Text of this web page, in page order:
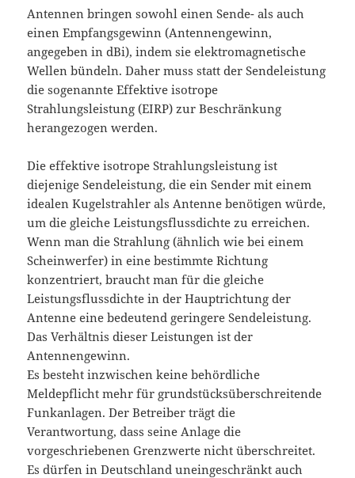
Antennen bringen sowohl einen Sende- als auch
einen Empfangsgewinn (Antennengewinn,
angegeben in dBi), indem sie elektromagnetische
Wellen bündeln. Daher muss statt der Sendeleistung
die sogenannte Effektive isotrope
Strahlungsleistung (EIRP) zur Beschränkung
herangezogen werden.
Die effektive isotrope Strahlungsleistung ist
diejenige Sendeleistung, die ein Sender mit einem
idealen Kugelstrahler als Antenne benötigen würde,
um die gleiche Leistungsflussdichte zu erreichen.
Wenn man die Strahlung (ähnlich wie bei einem
Scheinwerfer) in eine bestimmte Richtung
konzentriert, braucht man für die gleiche
Leistungsflussdichte in der Hauptrichtung der
Antenne eine bedeutend geringere Sendeleistung.
Das Verhältnis dieser Leistungen ist der
Antennengewinn.
Es besteht inzwischen keine behördliche
Meldepflicht mehr für grundstücksüberschreitende
Funkanlagen. Der Betreiber trägt die
Verantwortung, dass seine Anlage die
vorgeschriebenen Grenzwerte nicht überschreitet.
Es dürfen in Deutschland uneingeschränkt auch